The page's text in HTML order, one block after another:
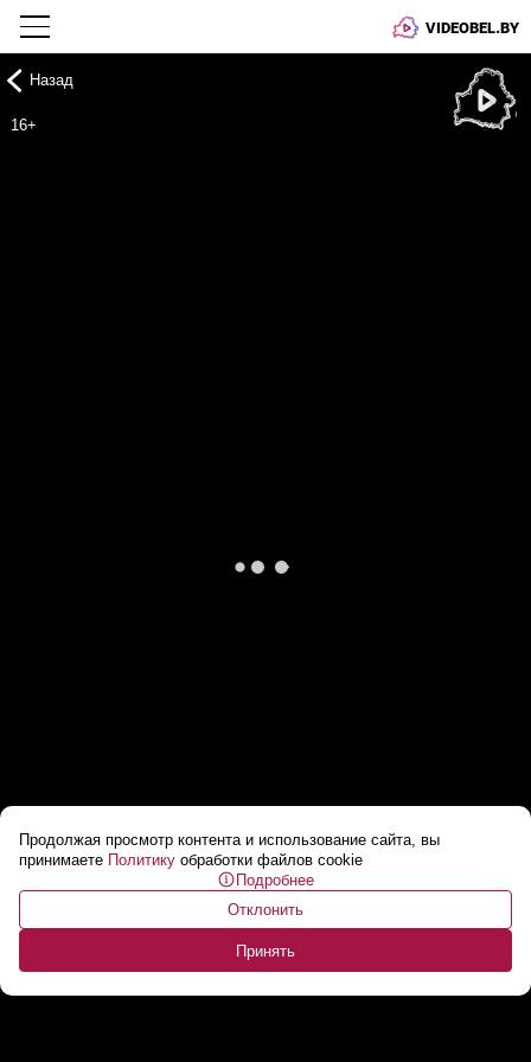
VIDEOBEL.BY
Продолжая просмотр контента и использование сайта, вы
принимаете Политику обработки файлов cookie
Подробнее
Отклонить
Принять
Назад
16+
Лукашенко: Сидят, как мыши под веником, и
думают: «Пронесет»! Ребята, не пронесет!...